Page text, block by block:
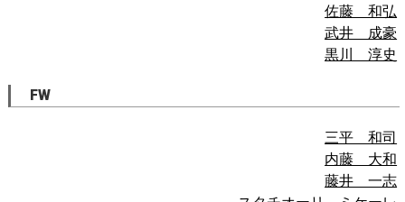
佐藤 和弘
武井 成豪
黒川 淳史
FW
三平 和司
内藤 大和
藤井 一志